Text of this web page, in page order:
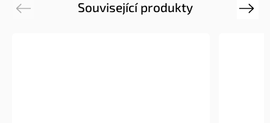
Související produkty
Previous Next